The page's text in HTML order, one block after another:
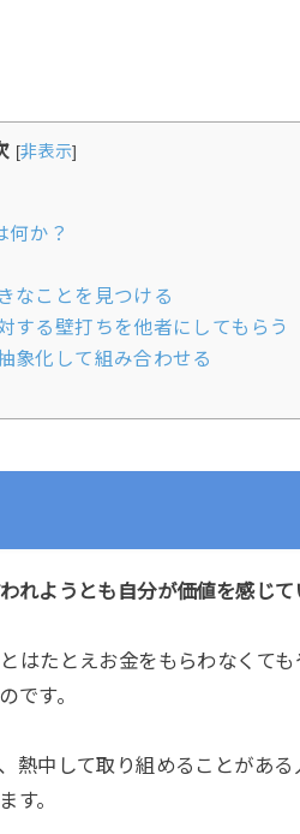
[非表示]
何か？
なことを見つける
する壁打ちを他者にしてもらう
象化して組み合わせる
れようとも自分が価値を感じて
はたとえお金をもらわなくて
です。
熱中して取り組めることがあ
す。